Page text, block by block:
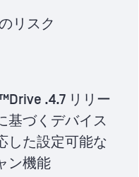
リスク
.4.7 リリー
基づくデバイス
した設定可能な
ン機能